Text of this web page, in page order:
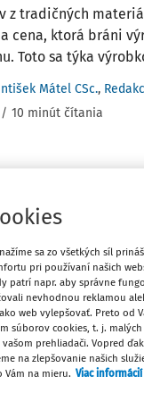
z tradičných
cena, ktorá bráni
Toto sa týka
Mátel CSc.,
/ 10 minút čítania
a Maďarsku
1. januára 2025
textil. Prevedenie
vlastných rukách
...
,Redakcia
sa zo všetkých síl
pri používaní našich
patrí napr. aby správne
nevhodnou reklamou
web vylepšovať. Preto od
súborov cookies, t. j.
prehliadači. Vopred
na zlepšovanie našich
Vám na mieru. Viac informácií